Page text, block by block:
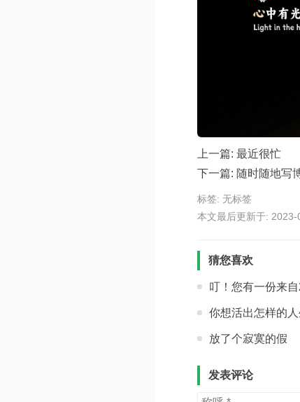
上一篇: 最近很忙
下一篇: 随时随地
标签: 无标签
本文最后更新于:
猜您喜欢
叮！您有一份来
你想活出怎样的人
放了个寂寞的假
发表评论